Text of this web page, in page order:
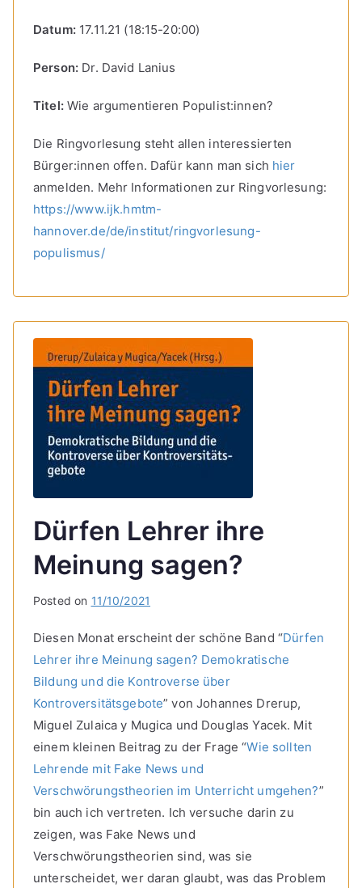
Datum: 17.11.21 (18:15-20:00)
Person: Dr. David Lanius
Titel:Wie argumentieren Populist:innen?
Die Ringvorlesung steht allen interessierten
Bürger:innen offen. Dafür kann man sich hier
anmelden. Mehr Informationen zur Ringvorlesung:
https://www.ijk.hmtm-
hannover.de/de/institut/ringvorlesung-
populismus/
Dürfen Lehrer ihre
Meinung sagen?
Posted on 11/10/2021
Diesen Monat erscheint der schöne Band “Dürfen
Lehrer ihre Meinung sagen? Demokratische
Bildung und die Kontroverse über
Kontroversitätsgebote” von Johannes Drerup,
Miguel Zulaica y Mugica und Douglas Yacek. Mit
einem kleinen Beitrag zu der Frage “Wie sollten
Lehrende mit Fake News und
Verschwörungstheorien im Unterricht umgehen?”
bin auch ich vertreten. Ich versuche darin zu
zeigen, was Fake News und
Verschwörungstheorien sind, was sie
unterscheidet, wer daran glaubt, was das Problem